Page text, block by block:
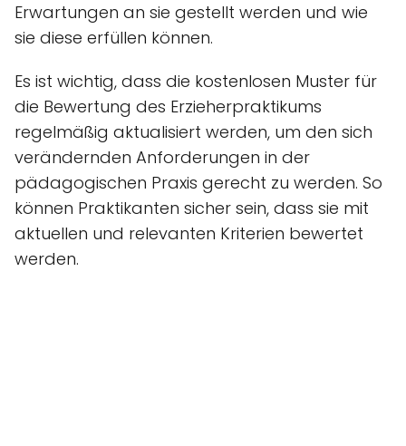
Erwartungen an sie gestellt werden und wie
sie diese erfüllen können.
Es ist wichtig, dass die kostenlosen Muster für
die Bewertung des Erzieherpraktikums
regelmäßig aktualisiert werden, um den sich
verändernden Anforderungen in der
pädagogischen Praxis gerecht zu werden. So
können Praktikanten sicher sein, dass sie mit
aktuellen und relevanten Kriterien bewertet
werden.